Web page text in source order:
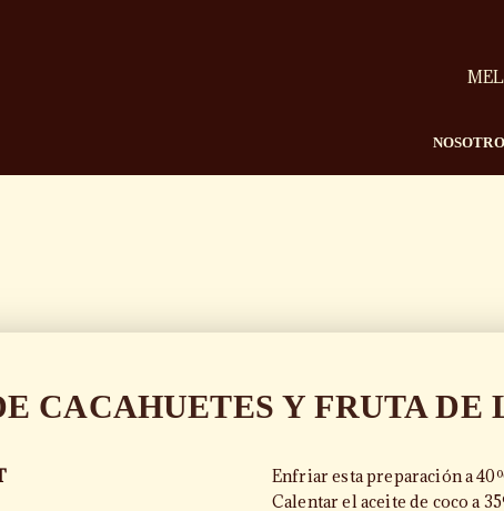
CACAHUETES Y FRUTA DE
Enfriar esta preparación a
Calentar el aceite de coco a